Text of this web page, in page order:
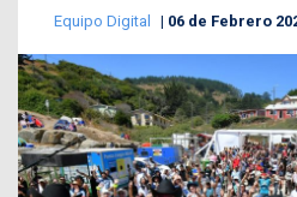
Equipo Digital 06 de Febrero